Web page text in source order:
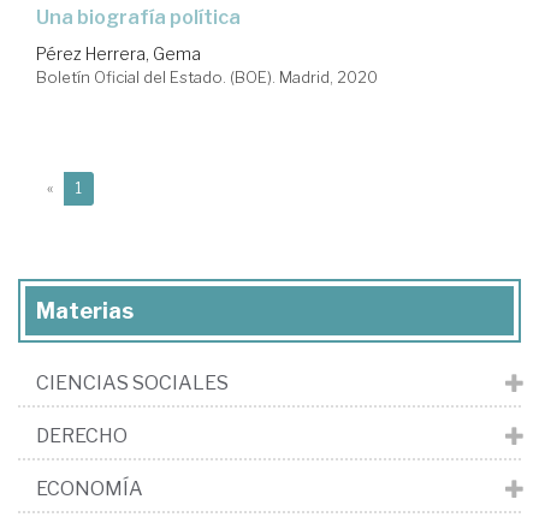
una biografía política
Pérez Herrera, Gema
Boletín Oficial del Estado. (BOE). Madrid, 2020
« 1
Materias
CIENCIAS SOCIALES
DERECHO
ECONOMÍA